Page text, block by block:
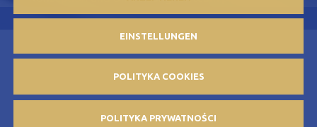
EINSTELLUNGEN
POLITYKA PRYWATNOŚCI
POLITYKA COOKIES